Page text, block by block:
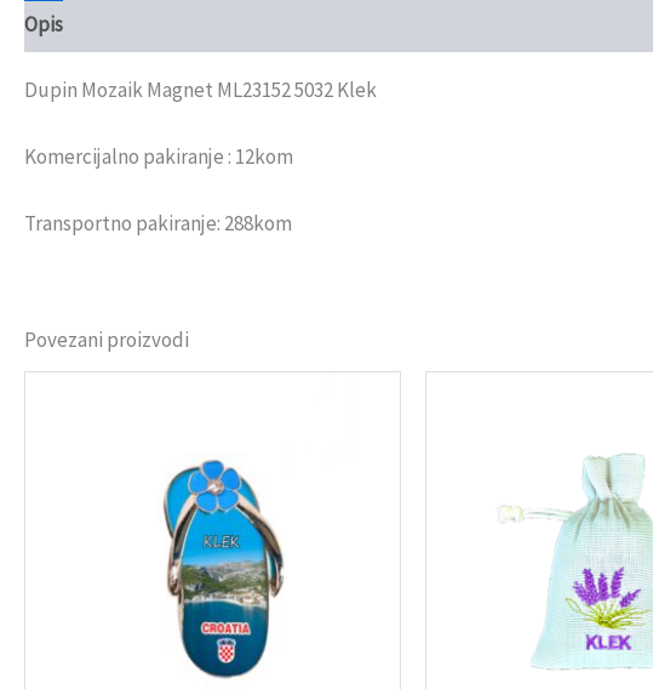
Opis
Dupin Mozaik Magnet ML23152 5032 Klek
Komercijalno pakiranje : 12kom
Transportno pakiranje: 288kom
Povezani proizvodi